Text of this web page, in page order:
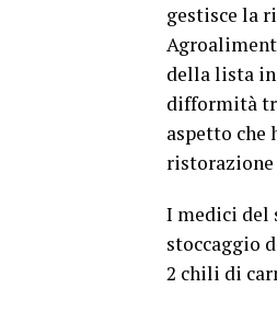
gestisce la
della lista
difformità
aspetto che
I medici del
stoccaggio
2 chili di